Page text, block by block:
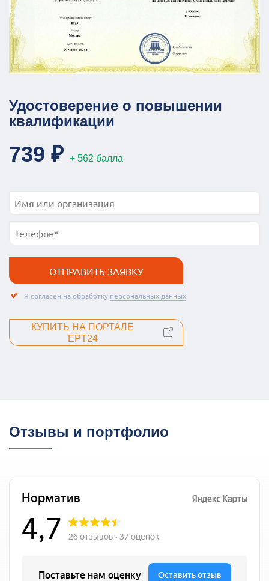
Удостоверение о повышении
квалификации
739 ₽ + 562 балла
Я согласен на обработку персональных данных
КУПИТЬ НА ПОРТАЛЕ
EPT24
Отзывы и портфолио